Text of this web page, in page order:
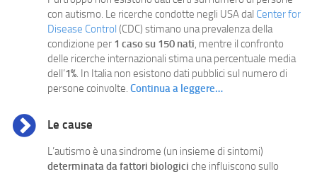
con autismo. Le ricerche condotte negli USA dal Center for
Disease Control (CDC) stimano una prevalenza della
condizione per 1 caso su 150 nati , mentre il confronto
delle ricerche internazionali stima una percentuale media
dell’1% . In Italia non esistono dati pubblici sul numero di
persone coinvolte. Continua a leggere…
Le cause
L’autismo è una sindrome (un insieme di sintomi)
determinata da fattori biologici che influiscono sullo